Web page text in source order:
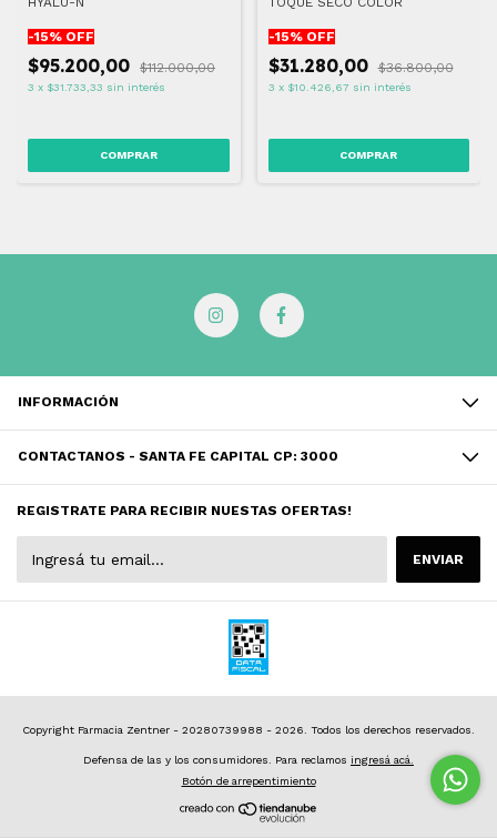
-15% OFF
$95.200,00 $112.000,00
3 x $31.733,33 sin interés
-15% OFF
$31.280,00 $36.800,00
3 x $10.426,67 sin interés
INFORMACIÓN
CONTACTANOS - SANTA FE CAPITAL CP: 3000
REGISTRATE PARA RECIBIR NUESTAS OFERTAS!
Copyright Farmacia Zentner - 20280739988 - 2026. Todos los derechos reservados.
Defensa de las y los consumidores. Para reclamos ingresá acá.
Botón de arrepentimiento